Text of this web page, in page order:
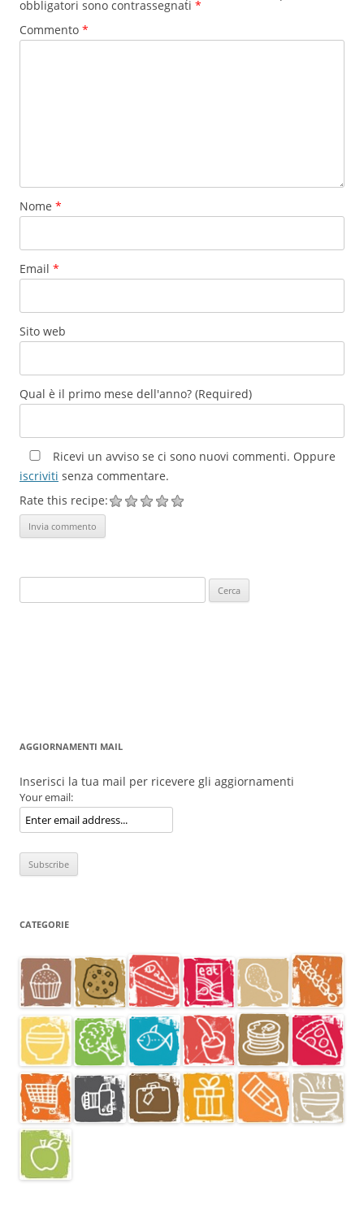
obbligatori sono contrassegnati *
Commento *
Nome *
Email *
Sito web
Qual è il primo mese dell'anno? (Required)
Ricevi un avviso se ci sono nuovi commenti. Oppure
iscriviti senza commentare.
Rate this recipe:
per:
AGGIORNAMENTI MAIL
Inserisci la tua mail per ricevere gli aggiornamenti
Your email:
CATEGORIE